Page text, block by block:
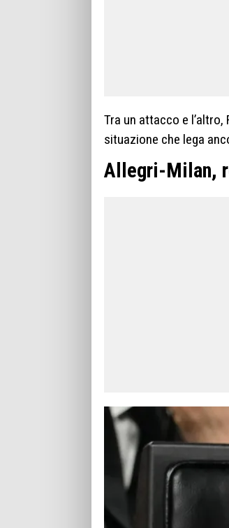
Tra un attacco e
situazione che lega
Allegri-Milan,